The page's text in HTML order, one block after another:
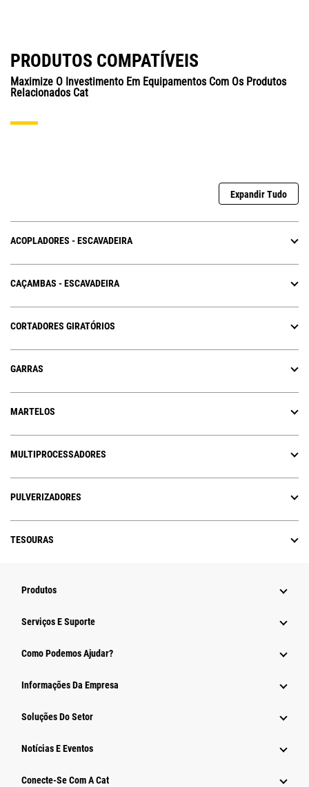
PRODUTOS COMPATÍVEIS
Maximize O Investimento Em Equipamentos Com Os Produtos
Relacionados Cat
Expandir Tudo
ACOPLADORES - ESCAVADEIRA
CAÇAMBAS - ESCAVADEIRA
CORTADORES GIRATÓRIOS
GARRAS
MARTELOS
MULTIPROCESSADORES
PULVERIZADORES
TESOURAS
Produtos
Serviços E Suporte
Como Podemos Ajudar?
Informações Da Empresa
Soluções Do Setor
Notícias E Eventos
Conecte-Se Com A Cat